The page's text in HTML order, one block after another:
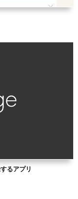
るアプリ